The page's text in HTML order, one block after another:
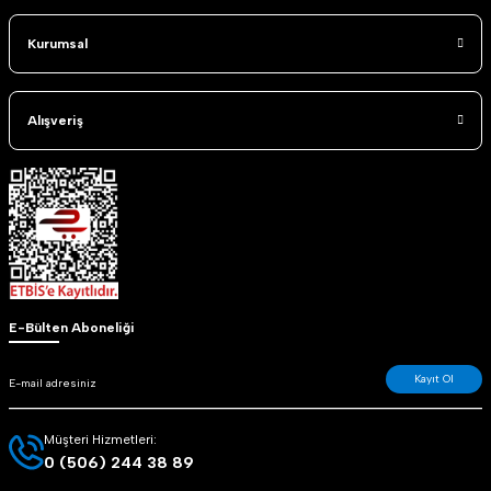
Kurumsal
Alışveriş
E-Bülten Aboneliği
Kayıt Ol
Müşteri Hizmetleri:
0 (506) 244 38 89